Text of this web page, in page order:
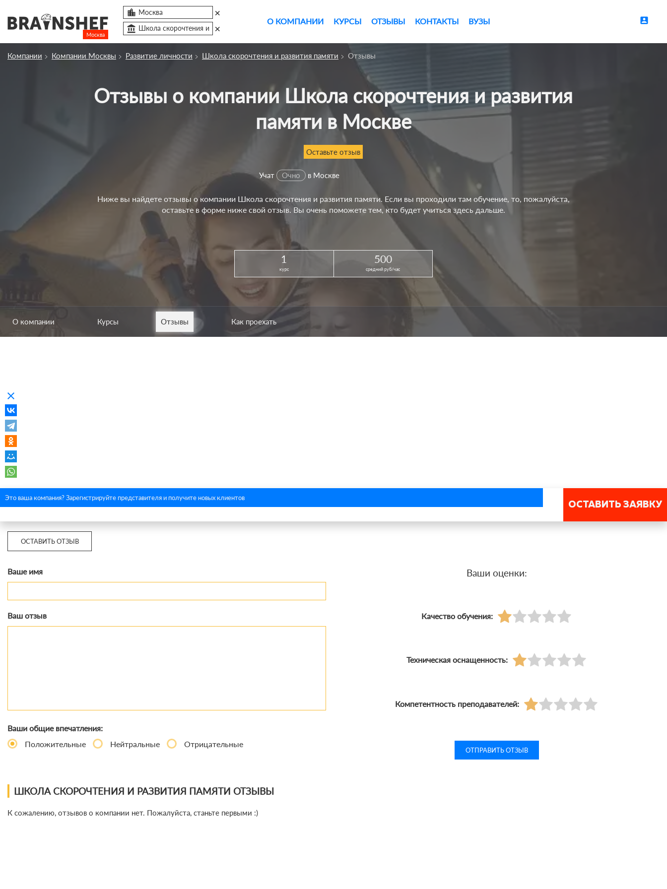
Москва
 Москва ×
account_balance Школа скорочтения и ×
О КОМПАНИИ КУРСЫ ОТЗЫВЫ КОНТАКТЫ ВУЗЫ account_box
clear
Компании Компании Москвы Развитие личности Школа скорочтения и развития памяти Отзывы
Отзывы о компании Школа скорочтения и развития
памяти в Москве
Оставьте отзыв
Учат Очно в Москве
Ниже вы найдете отзывы о компании Школа скорочтения и развития памяти. Если вы проходили там обучение, то, пожалуйста,
оставьте в форме ниже свой отзыв. Вы очень поможете тем, кто будет учиться здесь дальше.
1
курс
500
средний руб/час
О компании Курсы Отзывы Как проехать
ОСТАВИТЬ ОТЗЫВ
Ваше имя
Ваш отзыв
Ваши общие впечатления:
Положительные
Нейтральные Отрицательные
Ваши оценки:
Качество обучения:
Техническая оснащенность:
Компетентность преподавателей:
ШКОЛА СКОРОЧТЕНИЯ И РАЗВИТИЯ ПАМЯТИ ОТЗЫВЫ
К сожалению, отзывов о компании нет. Пожалуйста, станьте первыми :)
ОСТАВИТЬ ЗАЯВКУ
Это ваша компания? Зарегистрируйте представителя и получите новых клиентов